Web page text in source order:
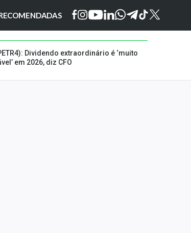
Dividendo extraordinário é ‘muito
em 2026, diz CFO